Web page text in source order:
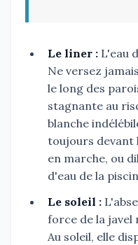
Le liner : L'eau
Ne versez
le long des
stagnante au
blanche
toujours
en marche, ou
d'eau de la
Le soleil :
force de la javel
Au soleil, elle